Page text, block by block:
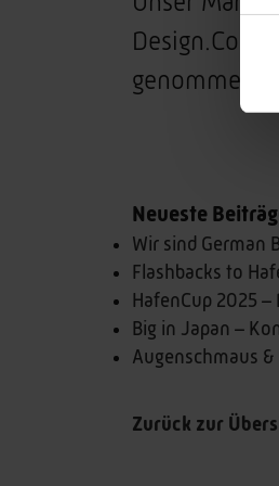
genommen.
Neueste
Wir sind German
Flashbacks to
HafenCup 2025
Big in Japan –
Augenschmaus
Zurück zur